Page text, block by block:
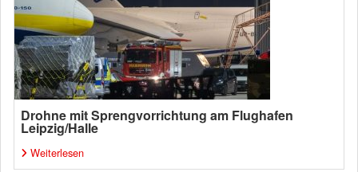
Drohne mit Sprengvorrichtung am Flughafen
Leipzig/Halle
Weiterlesen